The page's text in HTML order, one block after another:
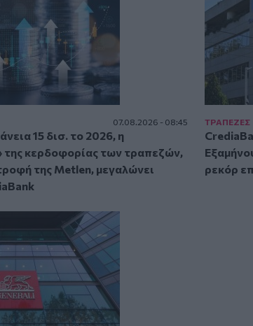
07.08.2026 - 08:45
15 δισ. το 2026, η
της κερδοφορίας των τραπεζών,
της Metlen, μεγαλώνει
ΤΡAΠΕΖΕΣ
ρεκόρ